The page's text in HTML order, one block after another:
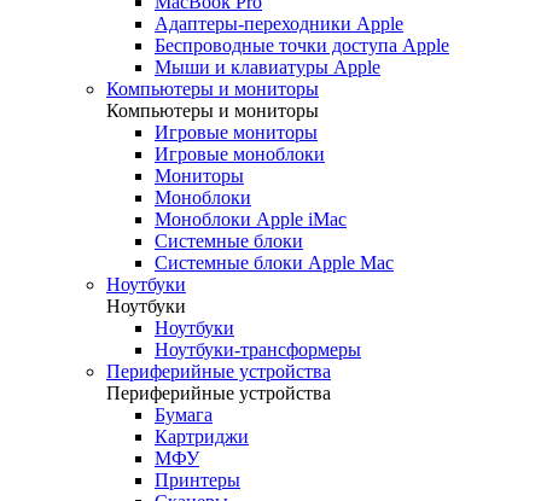
Адаптеры-переходники Apple
Беспроводные точки доступа Apple
Мыши и клавиатуры Apple
Компьютеры и мониторы
Компьютеры и мониторы
Игровые мониторы
Игровые моноблоки
Мониторы
Моноблоки
Моноблоки Apple iMac
Системные блоки
Системные блоки Apple Mac
Ноутбуки
Ноутбуки
Ноутбуки
Ноутбуки-трансформеры
Периферийные устройства
Периферийные устройства
Бумага
Картриджи
МФУ
Принтеры